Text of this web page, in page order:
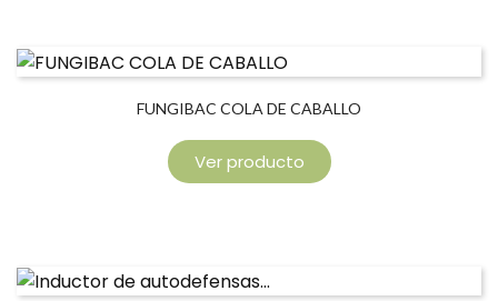
FUNGIBAC COLA DE CABALLO
Ver producto